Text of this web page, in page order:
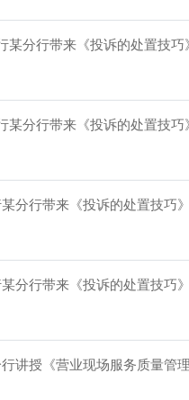
某分行带来《投诉的处置技巧
某分行带来《投诉的处置技巧
分行带来《投诉的处置技巧
分行带来《投诉的处置技巧
讲授《营业现场服务质量管